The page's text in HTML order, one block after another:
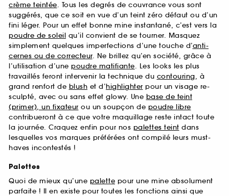
crème teintée. Tous les degrés de couvrance vous sont
suggérés, que ce soit en vue d’un teint zéro défaut ou d’un
fini léger. Pour un effet bonne mine instantané, c’est vers la
poudre de soleil qu’il convient de se tourner. Masquez
simplement quelques imperfections d’une touche d’anti-
cernes ou de correcteur. Ne brillez qu’en société, grâce à
l’utilisation d’une poudre matifiante. Les looks les plus
travaillés feront intervenir la technique du contouring, à
grand renfort de blush et d’highlighter pour un visage re-
sculpté, avec ou sans effet glowy. Une base de teint
(primer), un fixateur ou un soupçon de poudre libre
contribueront à ce que votre maquillage reste intact toute
la journée. Craquez enfin pour nos palettes teint dans
lesquelles vos marques préférées ont compilé leurs must-
haves incontestés !
Palettes
Quoi de mieux qu’une palette pour une mine absolument
parfaite ! Il en existe pour toutes les fonctions ainsi que